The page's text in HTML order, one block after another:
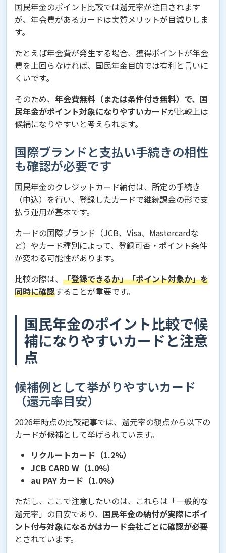
国民年金のポイント比較では還元率が注目されます
が、年会費があるカードは実質メリットが目減りしま
す。
たとえば年会費が発生する場合、獲得ポイントが年会
費を上回らなければ、国民年金目的では有利と言いに
くいです。
そのため、 年会費無料（または条件付き無料）で、国
民年金がポイント対象になりやすいカードが比較上は
候補になりやすいと考えられます。
国際ブランドと支払い手続きの相性
も確認が必要です
国民年金のクレジットカード納付は、所定の手続き
（申込）を行い、登録したカードで継続課金の形で支
払う運用が基本です。
カードの国際ブランド（JCB、Visa、Mastercardな
ど）やカード種別によって、登録可否・ポイント条件
が変わる可能性があります。
比較の際は、 「登録できるか」「ポイント対象か」を
同時に確認することが重要です。
国民年金のポイント比較で候
補になりやすいカードと注意
点
候補例として挙がりやすいカード
（還元率目安）
2026年時点の比較記事では、還元率の観点から以下の
カードが候補として挙げられています。
リクルートカード（1.2%）
JCB CARD W（1.0%）
au PAY カード（1.0%）
ただし、ここで注意したいのは、これらは「一般的な
還元率」の目安であり、 国民年金の納付が実際にポイ
ント付与対象になるかはカード会社ごとに確認が必要
とされています。